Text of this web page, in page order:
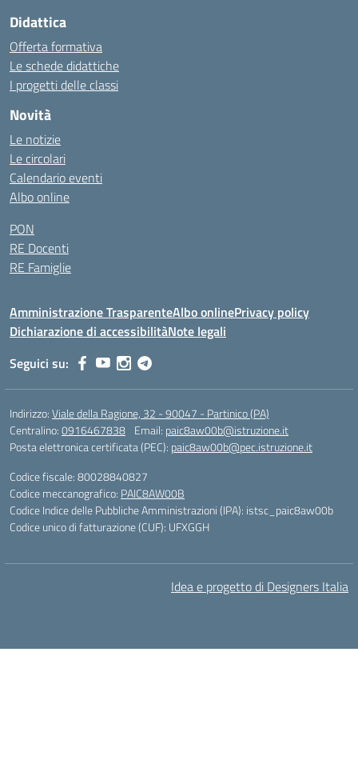
Didattica
Offerta formativa
Le schede didattiche
I progetti delle classi
Novità
Le notizie
Le circolari
Calendario eventi
Albo online
PON
RE Docenti
RE Famiglie
Amministrazione TrasparenteAlbo onlinePrivacy policy
Dichiarazione di accessibilitàNote legali
Seguici su:
Indirizzo:Viale della Ragione, 32 - 90047 - Partinico (PA)
Centralino:0916467838 Email: paic8aw00b@istruzione.it
Posta elettronica certificata (PEC): paic8aw00b@pec.istruzione.it
Codice fiscale: 80028840827
Codice meccanografico: PAIC8AW00B
Codice Indice delle Pubbliche Amministrazioni (IPA): istsc_paic8aw00b
Codice unico di fatturazione (CUF): UFXGGH
Idea e progetto di Designers Italia